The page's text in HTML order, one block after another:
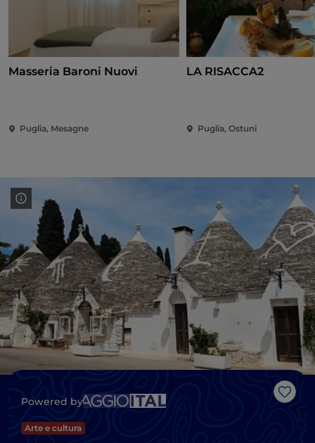
Masseria Baroni Nuovi
Puglia, Mesagne
LA RISACCA2
Puglia, Ostuni
Like
Powered by
Arte e cultura